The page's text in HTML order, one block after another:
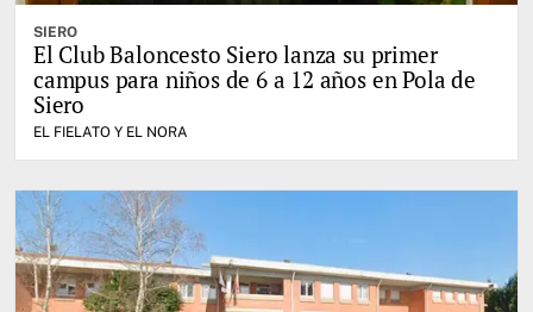
SIERO
El Club Baloncesto Siero lanza su primer
campus para niños de 6 a 12 años en Pola de
Siero
EL FIELATO Y EL NORA